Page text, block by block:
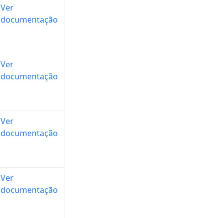
Ver
documentação
Ver
documentação
Ver
documentação
Ver
documentação